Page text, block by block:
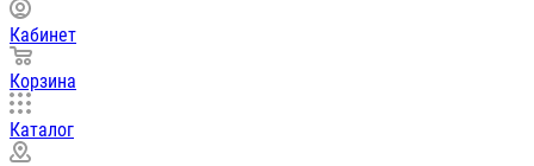
Кабинет
Корзина
Каталог